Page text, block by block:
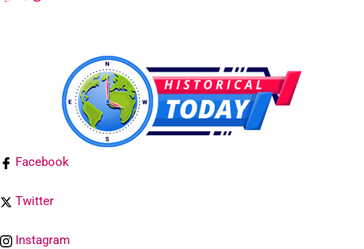
Facebook
Twitter
Instagram